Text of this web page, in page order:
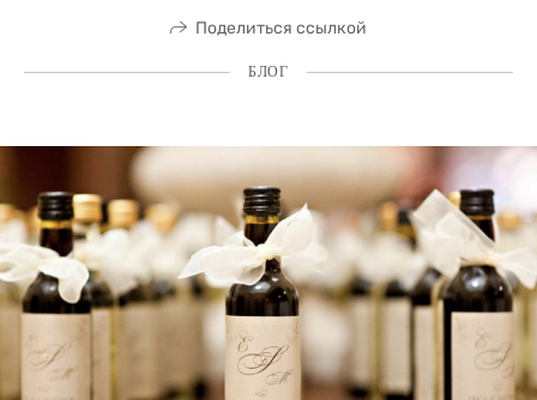
Поделиться ссылкой
БЛОГ